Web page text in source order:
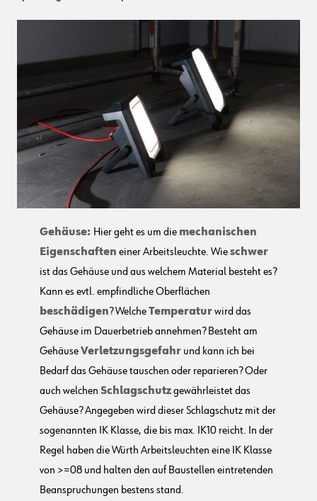
Gehäuse: Hier geht es um die mechanischen
Eigenschaften einer Arbeitsleuchte. Wieschwer
ist das Gehäuse und aus welchem Material besteht es?
Kann es evtl. empfindliche Oberflächen
beschädigen? WelcheTemperaturwird das
Gehäuse im Dauerbetrieb annehmen? Besteht am
GehäuseVerletzungsgefahr und kann ich bei
Bedarf das Gehäuse tauschen oder reparieren? Oder
auch welchen Schlagschutzgewährleistet das
Gehäuse? Angegeben wird dieser Schlagschutz mit der
sogenannten IK Klasse, die bis max. IK10 reicht. In der
Regel haben die Würth Arbeitsleuchten eine IK Klasse
von >=08 und halten den auf Baustellen eintretenden
Beanspruchungen bestens stand.